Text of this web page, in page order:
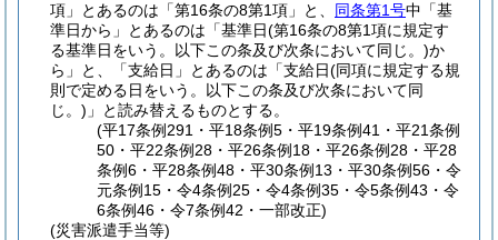
項」とあるのは「第16条の8第1項」と、 同条第1号中「基
準日から」とあるのは「基準日(第16条の8第1項に規定す
る基準日をいう。以下この条及び次条において同じ。)か
ら」と、「支給日」とあるのは「支給日(同項に規定する規
則で定める日をいう。以下この条及び次条において同
じ。) 」と読み替えるものとする。
(平17条例291・平18条例5・平19条例41・平21条例
50・平22条例28・平26条例18・平26条例28・平28
条例6・平28条例48・平30条例13・平30条例56・令
元条例15・令4条例25・令4条例35・令5条例43・令
6条例46・令7条例42・一部改正)
(災害派遣手当等)